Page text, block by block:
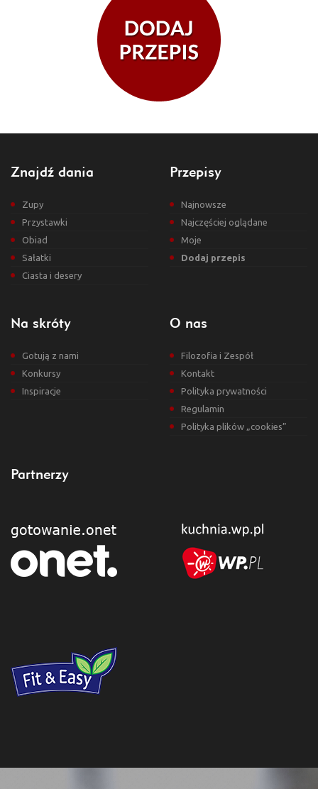
Znajdź dania
Zupy
Przystawki
Obiad
Sałatki
Ciasta i desery
Przepisy
Najnowsze
Najczęściej oglądane
Moje
Dodaj przepis
Na skróty
Gotują z nami
Konkursy
Inspiracje
O nas
Filozofia i Zespół
Kontakt
Polityka prywatności
Regulamin
Polityka plików „cookies”
Partnerzy